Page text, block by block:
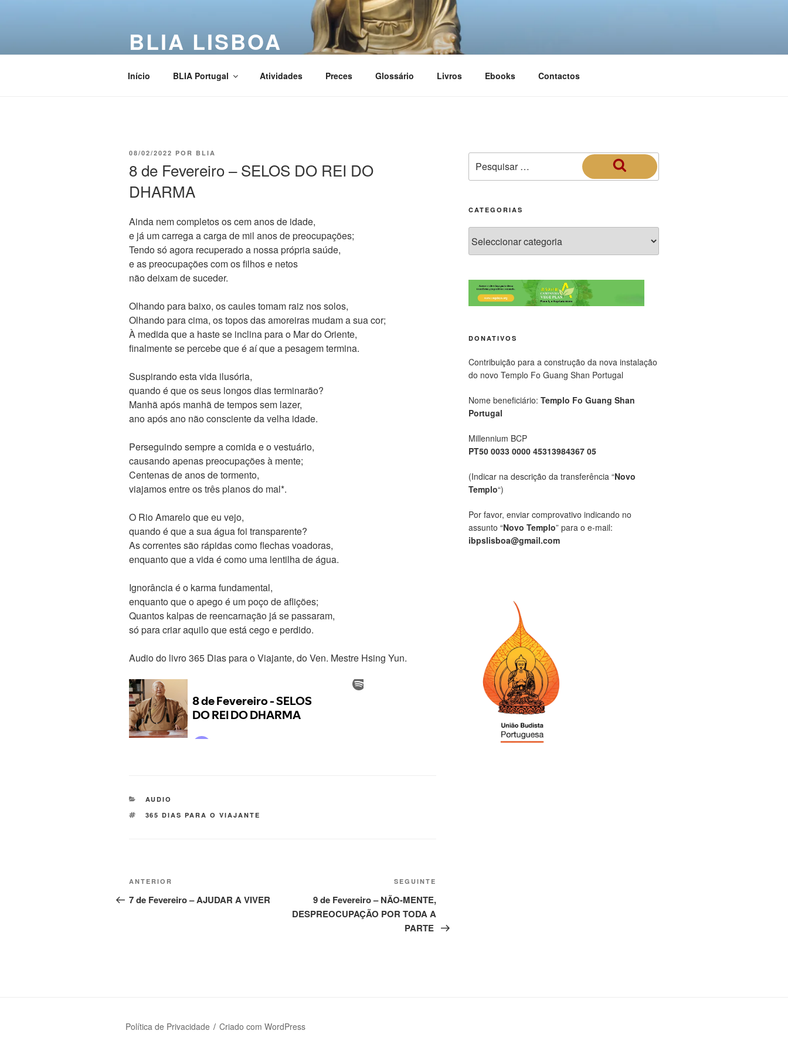
BLIA LISBOA
Início BLIA Portugal Atividades Preces Glossário Livros Ebooks Contactos
08/02/2022 POR BLIA
8 de Fevereiro – SELOS DO REI DO
DHARMA
Ainda nem completos os cem anos de idade,
e já um carrega a carga de mil anos de preocupações;
Tendo só agora recuperado a nossa própria saúde,
e as preocupações com os filhos e netos
não deixam de suceder.
Olhando para baixo, os caules tomam raiz nos solos,
Olhando para cima, os topos das amoreiras mudam a sua cor;
À medida que a haste se inclina para o Mar do Oriente,
finalmente se percebe que é aí que a pesagem termina.
Suspirando esta vida ilusória,
quando é que os seus longos dias terminarão?
Manhã após manhã de tempos sem lazer,
ano após ano não consciente da velha idade.
Perseguindo sempre a comida e o vestuário,
causando apenas preocupações à mente;
Centenas de anos de tormento,
viajamos entre os três planos do mal*.
O Rio Amarelo que eu vejo,
quando é que a sua água foi transparente?
As correntes são rápidas como flechas voadoras,
enquanto que a vida é como uma lentilha de água.
Ignorância é o karma fundamental,
enquanto que o apego é um poço de aflições;
Quantos kalpas de reencarnação já se passaram,
só para criar aquilo que está cego e perdido.
Audio do livro 365 Dias para o Viajante, do Ven. Mestre Hsing Yun.
AUDIO
365 DIAS PARA O VIAJANTE
ANTERIOR
7 de Fevereiro – AJUDAR A VIVER
SEGUINTE
9 de Fevereiro – NÃO-MENTE,
DESPREOCUPAÇÃO POR TODA A
PARTE
CATEGORIAS
DONATIVOS
Contribuição para a construção da nova instalação
do novo Templo Fo Guang Shan Portugal
Nome beneficiário: Templo Fo Guang Shan
Portugal
Millennium BCP
PT50 0033 0000 45313984367 05
(Indicar na descrição da transferência “Novo
Templo“)
Por favor, enviar comprovativo indicando no
assunto “Novo Templo” para o e-mail:
ibpslisboa@gmail.com
Política de Privacidade Criado com WordPress